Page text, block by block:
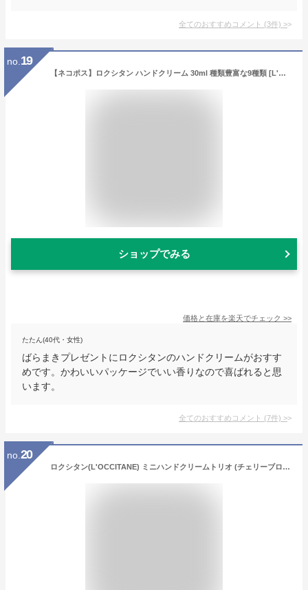
全てのおすすめコメント (3件) >
no. 19
【ネコポス】ロクシタン ハンドクリーム 30ml 種類豊富な9種類 [L'OCCITANE ろくしたん ギフト 乾燥 保湿 金木犀 きんもくせい オスマンサス シア ヴァーベナ ローズ チェリー ラベンダー]
ショップでみる
価格と在庫を楽天でチェック >>
たたん(40代・女性)
ばらまきプレゼントにロクシタンのハンドクリームがおすす
めです。かわいいパッケージでいい香りなので喜ばれると思
います。
全てのおすすめコメント (7件) >
no. 20
ロクシタン(L'OCCITANE) ミニハンドクリームトリオ (チェリーブロッサム、ローズ、オスマンサス) プチギフト 誕生日 女性 男性 メンズ 人気 送別 お礼 お祝い おしゃれ ギフト プレゼント